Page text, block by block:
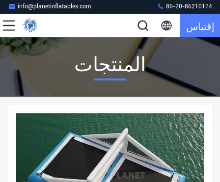
info@planetinflatables.com 86-20-86210174
إقتباس
المنتجات